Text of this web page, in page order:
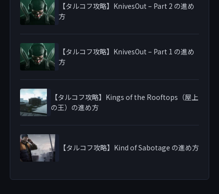
【タルコフ攻略】KnivesOut – Part 2 の進め
方
【タルコフ攻略】KnivesOut – Part 1 の進め
方
【タルコフ攻略】Kings of the Rooftops（屋上
の王）の進め方
【タルコフ攻略】Kind of Sabotage の進め方